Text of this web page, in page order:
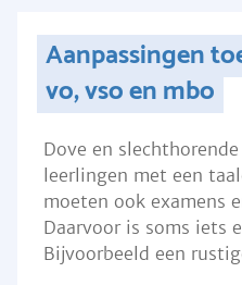
Aanpassingen
vo, vso en mbo
Dove en
leerlingen met een
moeten ook examens
Daarvoor is soms iets
Bijvoorbeeld een